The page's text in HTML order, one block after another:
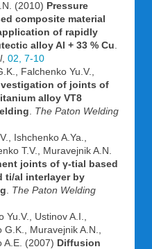
(2010) Pressure
composite material
of rapidly
alloy Al + 33 % Cu
, 02, 7-10
Falchenko Yu.V.,
of joints of
alloy VT8
The Paton Welding
Ishchenko A.Ya.,
T.V., Muravejnik A.N.
joints of γ-tial based
ti/al interlayer by
The Paton Welding
Ustinov A.I.,
Muravejnik A.N.,
A.E. (2007) Diffusion